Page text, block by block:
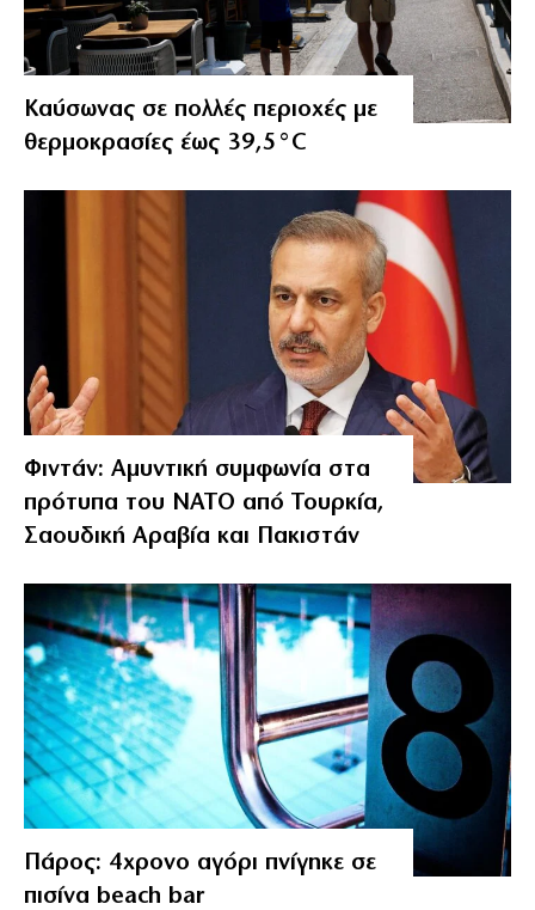
Καύσωνας σε πολλές περιοχές με
θερμοκρασίες έως 39,5°C
Φιντάν: Αμυντική συμφωνία στα
πρότυπα του ΝΑΤΟ από Τουρκία,
Σαουδική Αραβία και Πακιστάν
Πάρος: 4χρονο αγόρι πνίγηκε σε
πισίνα beach bar